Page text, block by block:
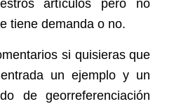
artículos pero no
tiene demanda o no.
si quisieras que
un ejemplo y un
de georreferenciación